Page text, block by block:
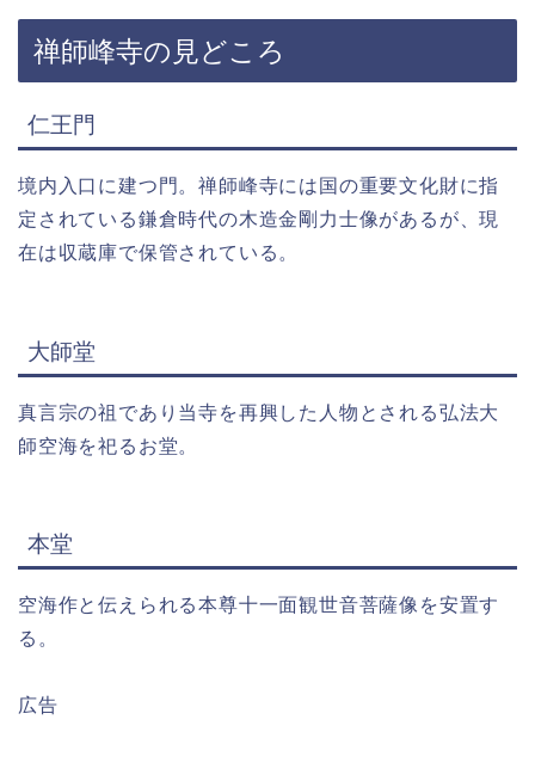
禅師峰寺の見どころ
仁王門
境内入口に建つ門。禅師峰寺には国の重要文化財に指
定されている鎌倉時代の木造金剛力士像があるが、現
在は収蔵庫で保管されている。
大師堂
真言宗の祖であり当寺を再興した人物とされる弘法大
師空海を祀るお堂。
本堂
空海作と伝えられる本尊十一面観世音菩薩像を安置す
る。
広告